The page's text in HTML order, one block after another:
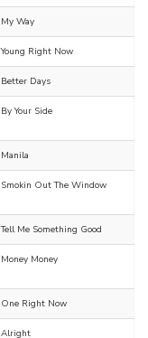
My Way
Young Right Now
Better Days
By Your Side
Manila
Smokin Out The Window
Tell Me Something Good
Money Money
One Right Now
Alright